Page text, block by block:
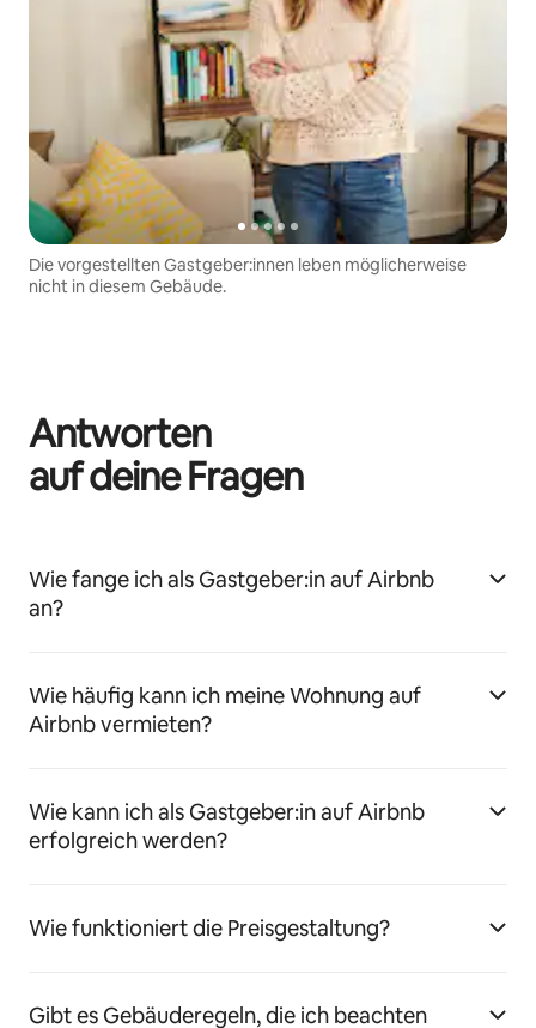
Die vorgestellten Gastgeber:innen leben möglicherweise
nicht in diesem Gebäude.
Antworten
auf deine Fragen
Wie fange ich als Gastgeber:in auf Airbnb
an?
Wie häufig kann ich meine Wohnung auf
Airbnb vermieten?
Wie kann ich als Gastgeber:in auf Airbnb
erfolgreich werden?
Wie funktioniert die Preisgestaltung?
Gibt es Gebäuderegeln, die ich beachten